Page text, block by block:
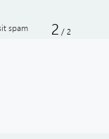
spam 2 / 2